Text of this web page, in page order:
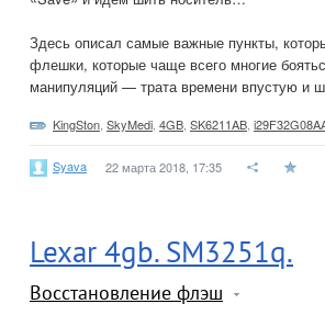
Здесь описал самые важные пункты,
флешки, которые чаще всего многие
манипуляций — трата времени впустую и
KingSton SkyMedi 4GB SK6211AB
Syava 22 марта 2018, 17:35
Lexar 4gb. SM3251q.
Восстановление флэш